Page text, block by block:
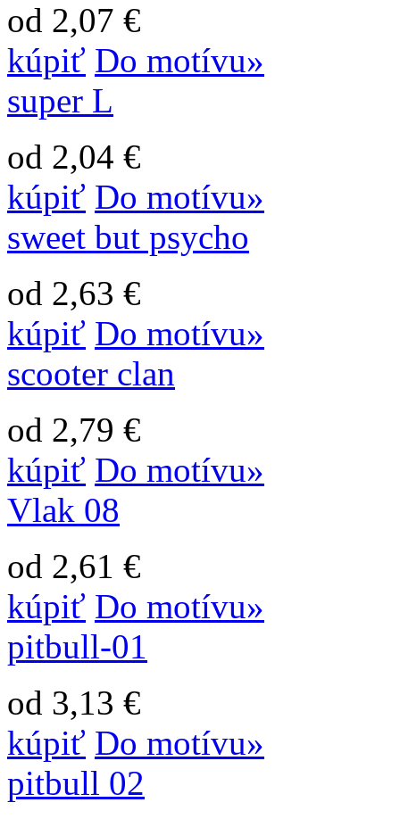
od 2,07 €
kúpiť Do motívu»
super L
od 2,04 €
kúpiť Do motívu»
sweet but psycho
od 2,63 €
kúpiť Do motívu»
scooter clan
od 2,79 €
kúpiť Do motívu»
Vlak 08
od 2,61 €
kúpiť Do motívu»
pitbull-01
od 3,13 €
kúpiť Do motívu»
pitbull 02